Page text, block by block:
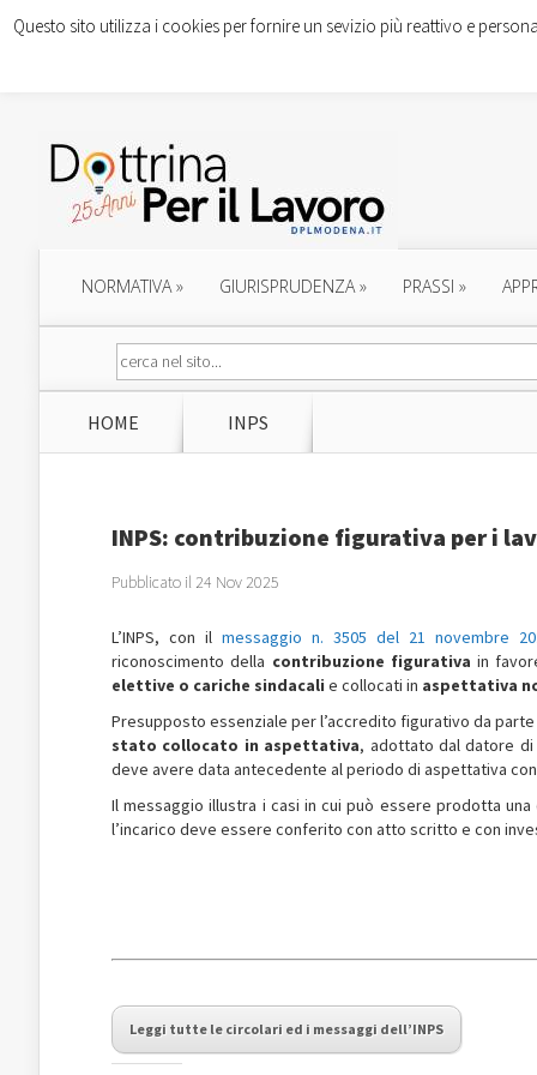
NORMATIVA» GIURISPRUDENZA» PRASSI »
HOME INPS
INPS: contribuzione figurativa per i
Pubblicato il 24 Nov 2025
L’INPS, con il messaggio n. 3505 del 21 novembre
riconoscimento della contribuzione figurativa in
elettive o cariche sindacali e collocati in aspettativa
Presupposto essenziale per l’accredito figurativo da
stato collocato in aspettativa, adottato dal datore
deve avere data antecedente al periodo di aspettativa
Il messaggio illustra i casi in cui può essere prodotta
l’incarico deve essere conferito con atto scritto e con
Leggi tutte le circolari ed i messaggi dell’INPS
Questo sito utilizza i cookies per fornire un sevizio più reattivo e